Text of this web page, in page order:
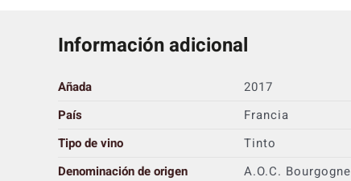
Información adicional
Añada
2017
País
Francia
Tipo de vino
Tinto
Denominación de origen
A.O.C. Bourgogne